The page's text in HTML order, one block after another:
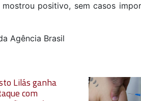
positivo, sem casos
Agência Brasil
Lilás ganha
com